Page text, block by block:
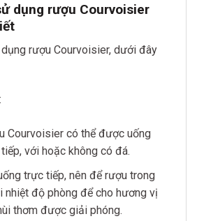
dụng rượu Courvoisier
rượu Courvoisier, dưới đây
Courvoisier có thể được uống
với hoặc không có đá.
trực tiếp, nên để rượu trong
nhiệt độ phòng để cho hương vị
thơm được giải phóng.